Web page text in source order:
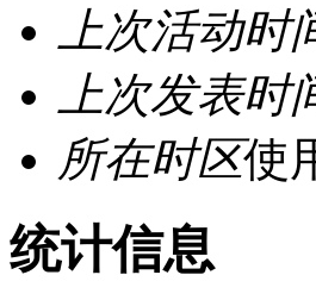
上次活动时
上次发表时
所在时区使
统计信息